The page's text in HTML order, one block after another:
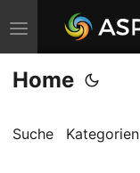
N
a
v
g
Home
Suche Kategorien